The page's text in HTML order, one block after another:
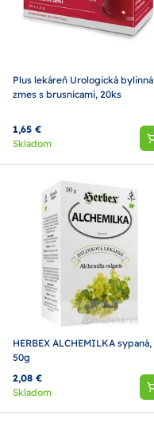
Plus lekáreň Urologická bylinná
zmes s brusnicami, 20ks
1,65 €
Skladom
HERBEX ALCHEMILKA sypaná,
50g
2,08 €
Skladom